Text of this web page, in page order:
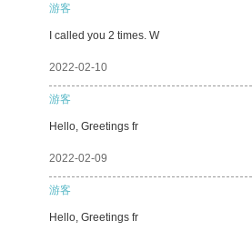
游客
I called you 2 times. W
2022-02-10
游客
Hello, Greetings fr
2022-02-09
游客
Hello, Greetings fr